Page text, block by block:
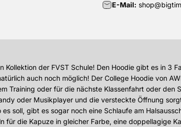
E-Mail:
Kollektion der FVST Schule! Den Hoodie gibt es in 3
auch noch möglich! Der College Hoodie von
Training oder für die nächste Klassenfahrt oder den
oder Musikplayer und die versteckte Öffnung
soll, gibt es sogar noch eine Schlaufe am
für die Kapuze in gleicher Farbe, eine doppellagige